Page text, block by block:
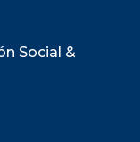
Social &